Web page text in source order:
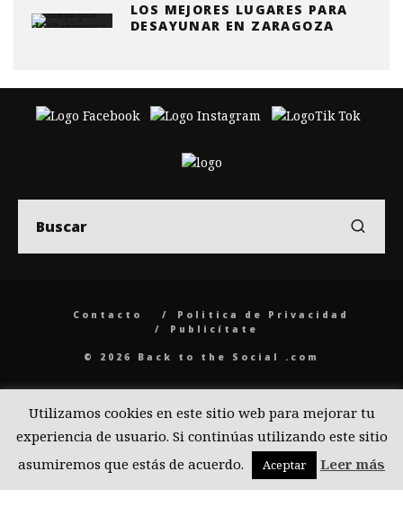
LOS MEJORES LUGARES PARA
DESAYUNAR EN ZARAGOZA
Contacto
Politica de Privacidad
Publicítate
© 2026 Back to the Social .com
Utilizamos cookies en este sitio web para mejorar tu
experiencia de usuario. Si continúas utilizando este sitio
asumiremos que estás de acuerdo.
Aceptar Leer más